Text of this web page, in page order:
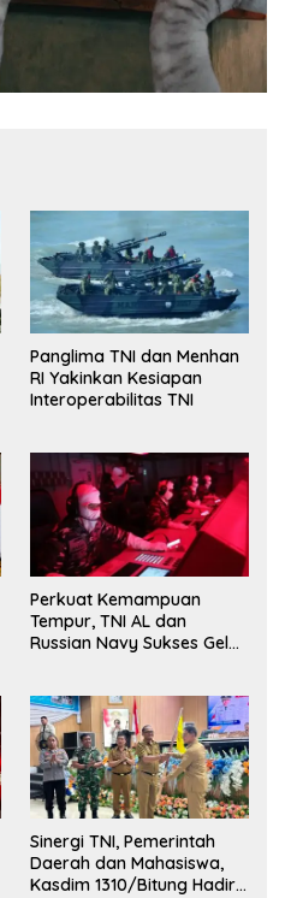
Panglima TNI dan Menhan
RI Yakinkan Kesiapan
Interoperabilitas TNI
Perkuat Kemampuan
Tempur, TNI AL dan
Russian Navy Sukses Gelar
Sinergi TNI, Pemerintah
Daerah dan Mahasiswa,
Kasdim 1310/Bitung Hadiri